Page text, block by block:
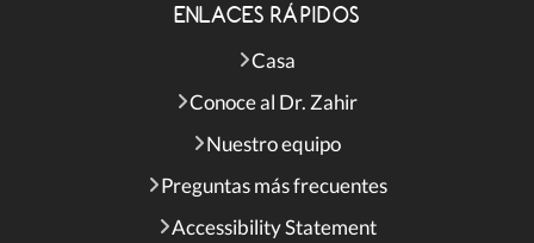
ENLACES RÁPIDOS
Casa
Conoce al Dr. Zahir
Nuestro equipo
Preguntas más frecuentes
Accessibility Statement